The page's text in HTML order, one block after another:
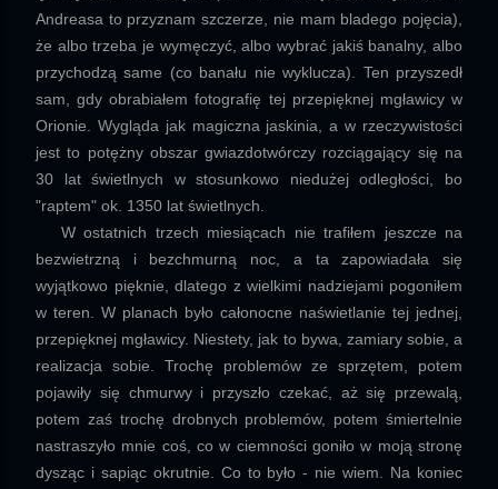
Andreasa to przyznam szczerze, nie mam bladego pojęcia),
że albo trzeba je wymęczyć, albo wybrać jakiś banalny, albo
przychodzą same (co banału nie wyklucza). Ten przyszedł
sam, gdy obrabiałem fotografię tej przepięknej mgławicy w
Orionie. Wygląda jak magiczna jaskinia, a w rzeczywistości
jest to potężny obszar gwiazdotwórczy rozciągający się na
30 lat świetlnych w stosunkowo niedużej odległości, bo
"raptem" ok. 1350 lat świetlnych.
W ostatnich trzech miesiącach nie trafiłem jeszcze na
bezwietrzną i bezchmurną noc, a ta zapowiadała się
wyjątkowo pięknie, dlatego z wielkimi nadziejami pogoniłem
w teren. W planach było całonocne naświetlanie tej jednej,
przepięknej mgławicy. Niestety, jak to bywa, zamiary sobie, a
realizacja sobie. Trochę problemów ze sprzętem, potem
pojawiły się chmurwy i przyszło czekać, aż się przewalą,
potem zaś trochę drobnych problemów, potem śmiertelnie
nastraszyło mnie coś, co w ciemności goniło w moją stronę
dysząc i sapiąc okrutnie. Co to było - nie wiem. Na koniec